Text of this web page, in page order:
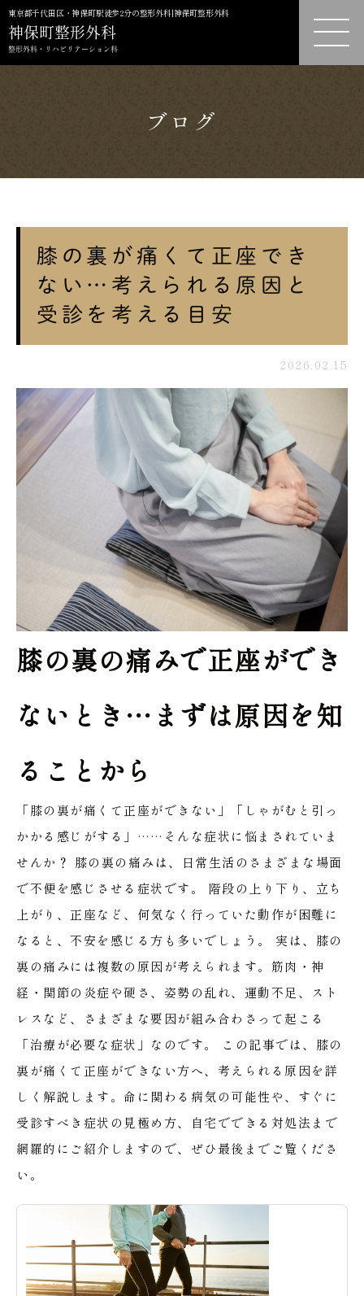
東京都千代田区・神保町駅徒歩2分の整形外科|神保町整形外科
ブログ
膝の裏が痛くて正座でき
ない…考えられる原因と
受診を考える目安
2026.02.15
膝の裏の痛みで正座ができ
ないとき…まずは原因を知
ることから
「膝の裏が痛くて正座ができない」「しゃがむと引っ
かかる感じがする」……そんな症状に悩まされていま
せんか？ 膝の裏の痛みは、日常生活のさまざまな場面
で不便を感じさせる症状です。
階段の上り下り、立ち
上がり、正座など、何気なく行っていた動作が困難に
なると、不安を感じる方も多いでしょう。
実は、膝の
裏の痛みには複数の原因が考えられます。筋肉・神
経・関節の炎症や硬さ、姿勢の乱れ、運動不足、スト
レスなど、さまざまな要因が組み合わさって起こる
「治療が必要な症状」なのです。
この記事では、膝の
裏が痛くて正座ができない方へ、考えられる原因を詳
しく解説します。命に関わる病気の可能性や、すぐに
受診すべき症状の見極め方、自宅でできる対処法まで
網羅的にご紹介しますので、ぜひ最後までご覧くださ
い。